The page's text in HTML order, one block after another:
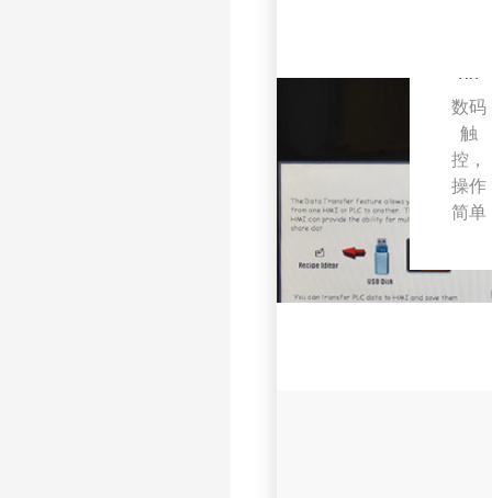
数码
触
控，
操作
简单